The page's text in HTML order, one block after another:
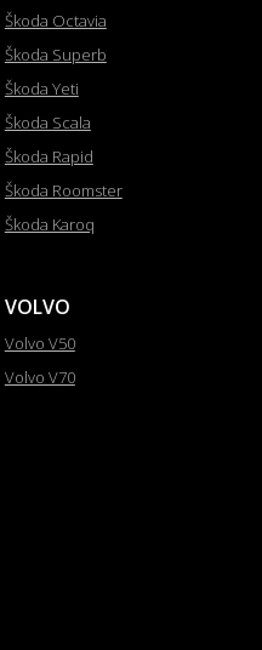
Škoda Octavia
Škoda Superb
Škoda Yeti
Škoda Scala
Škoda Rapid
Škoda Roomster
Škoda Karoq
VOLVO
Volvo V50
Volvo V70